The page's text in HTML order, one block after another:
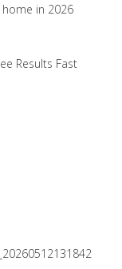
in 2026
Results Fast